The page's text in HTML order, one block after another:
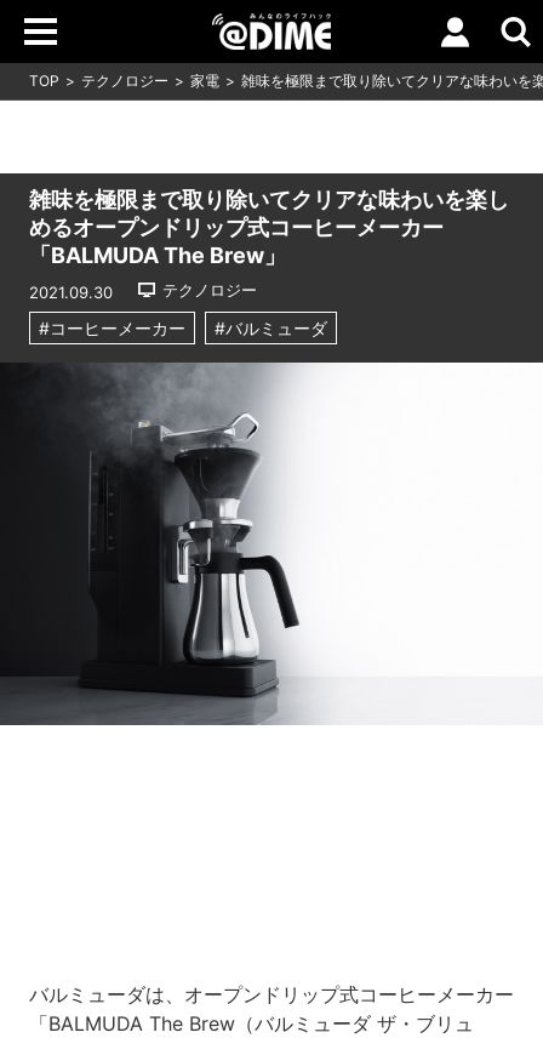
TOP テクノロジー 家電 雑味を極限まで取り除いてクリアな味わい
雑味を極限まで取り除いてクリアな味わいを楽し
めるオープンドリップ式コーヒーメーカー
「BALMUDA The Brew」
2021.09.30 テクノロジー
#コーヒーメーカー #バルミューダ
バルミューダは、オープンドリップ式コーヒーメーカー
「BALMUDA The Brew（バルミューダ ザ・ブリュ